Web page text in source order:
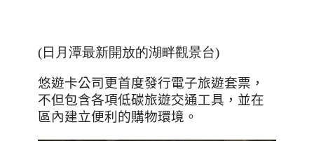
(日月潭最新開放的湖畔觀景台)
悠遊卡公司更首度發行電子旅遊套票，
不但包含各項低碳旅遊交通工具，並在
區內建立便利的購物環境。